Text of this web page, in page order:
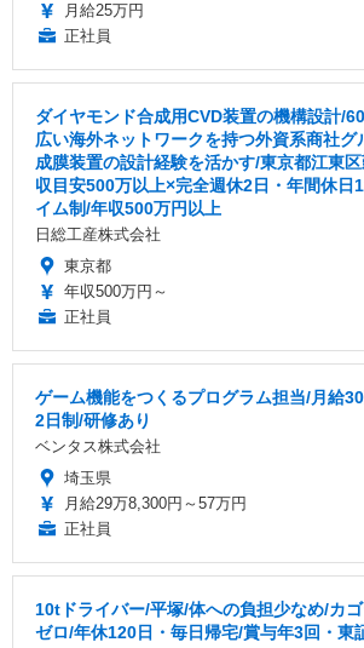
月給25万円
正社員
ダイヤモンド合成用CVD装置の機構設計/
広い海外ネットワークを持つ外資系商社グ
成膜装置の設計経験を活かす/東京都江東
収目安500万以上×完全週休2日・年間休日
イム制/年収500万円以上
日総工産株式会社
東京都
年収500万円～
正社員
ゲーム機能をつくるプログラム担当/月給
2日制/研修あり
ベンタス株式会社
埼玉県
月給29万8,300円～57万円
正社員
10tドライバー/平塚/体への負担少なめ/カ
ゼロ/年休120日・毎日帰宅/賞与年3回・東